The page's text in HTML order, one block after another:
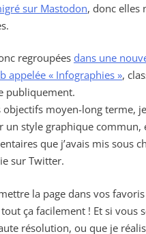
sur Mastodon, donc elles
regroupées dans une
appelée « Infographies »,
publiquement.
objectifs moyen-long terme,
un style graphique commun,
que j’avais mis sous
sur Twitter.
la page dans vos
ça facilement ! Et si vous
résolution, ou que je